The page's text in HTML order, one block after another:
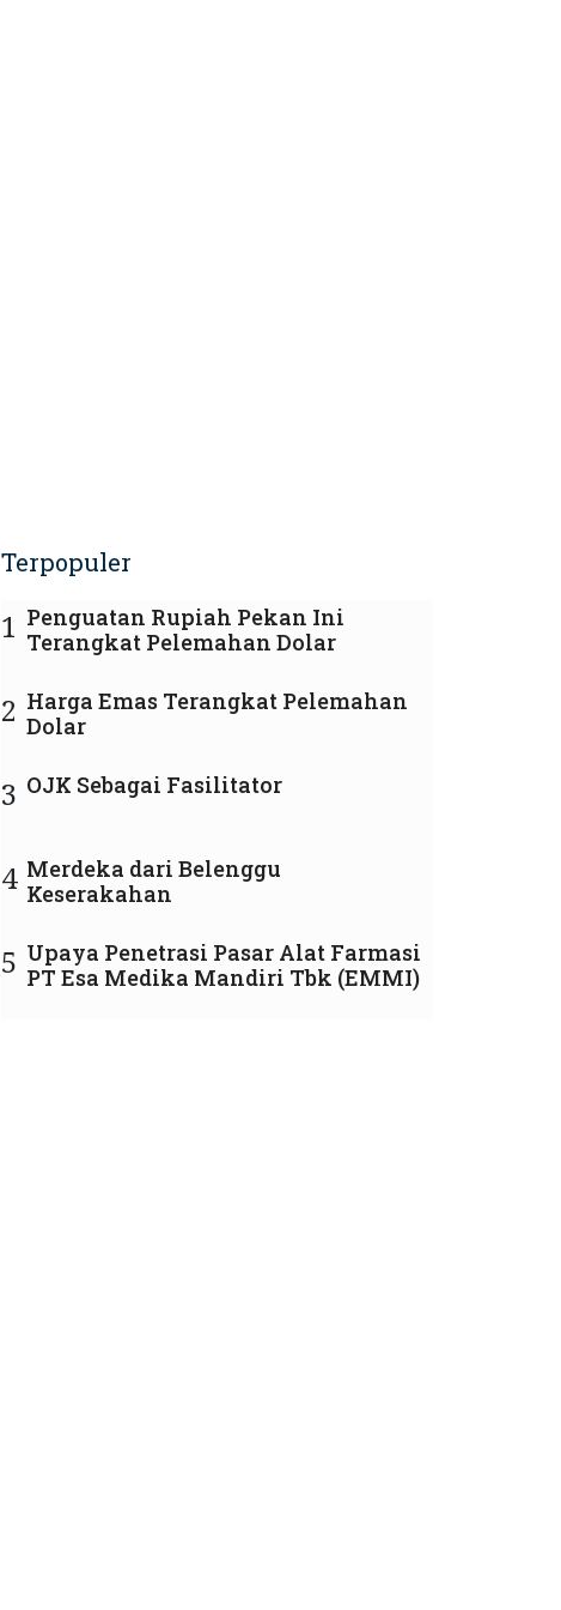
Terpopuler
1 Penguatan Rupiah Pekan Ini
Terangkat Pelemahan Dolar
2 Harga Emas Terangkat Pelemahan
Dolar
3 OJK Sebagai Fasilitator
4 Merdeka dari Belenggu
Keserakahan
5 Upaya Penetrasi Pasar Alat Farmasi
PT Esa Medika Mandiri Tbk (EMMI)